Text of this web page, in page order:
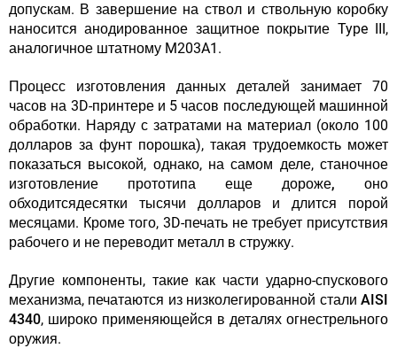
допускам. В завершение на ствол и ствольную коробку
наносится анодированное защитное покрытие Type III,
аналогичное штатному M203A1.
Процесс изготовления данных деталей занимает 70
часов на 3D-принтере и 5 часов последующей машинной
обработки. Наряду с затратами на материал (около 100
долларов за фунт порошка), такая трудоемкость может
показаться высокой, однако, на самом деле, станочное
изготовление прототипа
еще дороже, оно
обходитсядесятки тысячи долларов и длится порой
месяцами. Кроме того, 3D-печать не требует присутствия
рабочего и не переводит металл в стружку.
Другие компоненты, такие как части ударно-спускового
механизма, печатаются из низколегированной стали AISI
4340, широко применяющейся в деталях огнестрельного
оружия.